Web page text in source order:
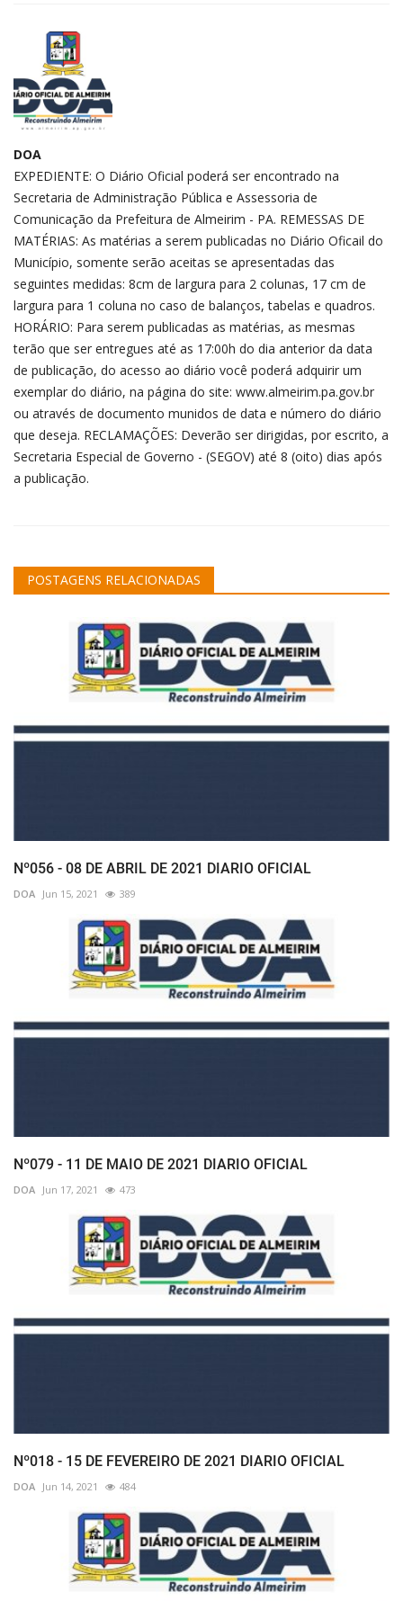
DOA
EXPEDIENTE: O Diário Oficial poderá ser encontrado na
Secretaria de Administração Pública e Assessoria de
Comunicação da Prefeitura de Almeirim - PA. REMESSAS DE
MATÉRIAS: As matérias a serem publicadas no Diário Oficail do
Município, somente serão aceitas se apresentadas das
seguintes medidas: 8cm de largura para 2 colunas, 17 cm de
largura para 1 coluna no caso de balanços, tabelas e quadros.
HORÁRIO: Para serem publicadas as matérias, as mesmas
terão que ser entregues até as 17:00h do dia anterior da data
de publicação, do acesso ao diário você poderá adquirir um
exemplar do diário, na página do site: www.almeirim.pa.gov.br
ou através de documento munidos de data e número do diário
que deseja. RECLAMAÇÕES: Deverão ser dirigidas, por escrito, a
Secretaria Especial de Governo - (SEGOV) até 8 (oito) dias após
a publicação.
POSTAGENS RELACIONADAS
Nº056 - 08 DE ABRIL DE 2021 DIARIO OFICIAL
DOA Jun 15, 2021 389
Nº079 - 11 DE MAIO DE 2021 DIARIO OFICIAL
DOA Jun 17, 2021 473
Nº018 - 15 DE FEVEREIRO DE 2021 DIARIO OFICIAL
DOA Jun 14, 2021 484